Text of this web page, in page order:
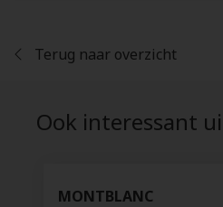
Terug naar overzicht
Ook interessant
MONTBLANC